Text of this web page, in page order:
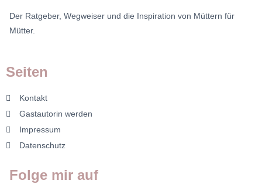
Der Ratgeber, Wegweiser und die Inspiration von Müttern für
Mütter.
Seiten
Kontakt
Gastautorin werden
Impressum
Datenschutz
Folge mir auf